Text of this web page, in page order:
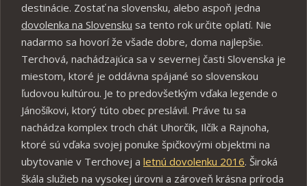
destinácie. Zostať na slovensku, alebo aspoň jedna
dovolenka na Slovensku sa tento rok určite oplatí. Nie
nadarmo sa hovorí že všade dobre, doma najlepšie.
Terchová, nachádzajúca sa v severnej časti Slovenska je
miestom, ktoré je oddávna spájané so slovenskou
ľudovou kultúrou. Je to predovšetkým vďaka legende o
Jánošíkovi, ktorý túto obec preslávil. Práve tu sa
nachádza komplex troch chát Uhorčík, Ilčík a Rajnoha,
ktoré sú vďaka svojej ponuke špičkovými objektmi na
ubytovanie v Terchovej a letnú dovolenku 2016. Široká
škála služieb na vysokej úrovni a zároveň krásna príroda